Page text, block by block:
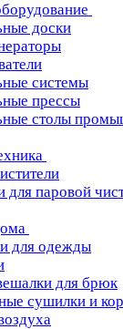
доски
системы
прессы
столы
для паровой
для одежды
для брюк
сушилки и